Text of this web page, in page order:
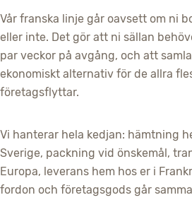
Vår franska linje går oavsett om ni
eller inte. Det gör att ni sällan
par veckor på avgång, och att
ekonomiskt alternativ för de allra
företagsflyttar.
Vi hanterar hela kedjan: hämtning
Sverige, packning vid önskemål,
Europa, leverans hem hos er i
fordon och företagsgods går